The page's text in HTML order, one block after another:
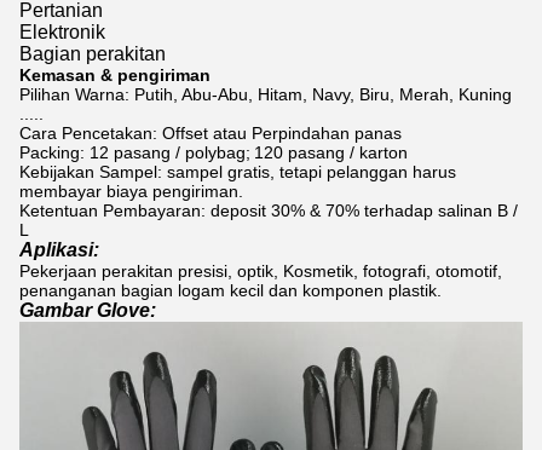
Pertanian
Elektronik
Bagian perakitan
Kemasan & pengiriman
Pilihan Warna: Putih, Abu-Abu, Hitam, Navy, Biru, Merah, Kuning
Cara Pencetakan: Offset atau Perpindahan panas
Packing: 12 pasang / polybag; 120 pasang / karton
Kebijakan Sampel: sampel gratis, tetapi pelanggan harus
membayar biaya pengiriman.
Ketentuan Pembayaran: deposit 30% & 70% terhadap salinan B /
L
Aplikasi:
Pekerjaan perakitan presisi, optik, Kosmetik, fotografi, otomotif,
penanganan bagian logam kecil dan komponen plastik.
Gambar Glove: